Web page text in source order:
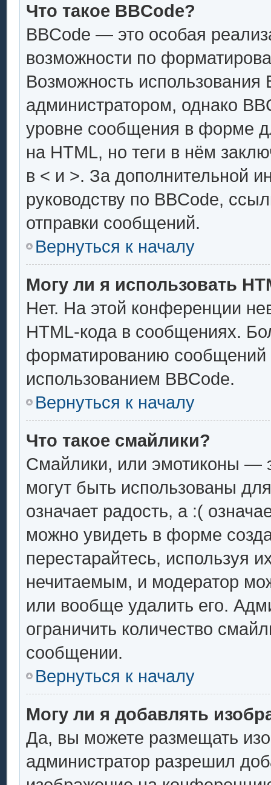
Что такое BBCode?
BBCode — это особая
возможности по
Возможность использования
администратором, однако
уровне сообщения в форме
на HTML, но теги в нём
в < и >. За дополнительной
руководству по BBCode,
отправки сообщений.
Вернуться к началу
Могу ли я использовать
Нет. На этой конференции
HTML-кода в сообщениях.
форматированию сообщений
использованием BBCode.
Вернуться к началу
Что такое смайлики?
Смайлики, или эмотиконы —
могут быть использованы
означает радость, а :(
можно увидеть в форме
перестарайтесь, используя
нечитаемым, и модератор
или вообще удалить его.
ограничить количество
сообщении.
Вернуться к началу
Могу ли я добавлять
Да, вы можете размещать
администратор разрешил